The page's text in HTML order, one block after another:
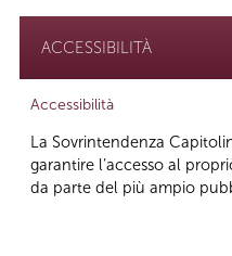
ACCESSIBILITÀ
Accessibilità
La Sovrintendenza
garantire l’accesso al
da parte del più ampio